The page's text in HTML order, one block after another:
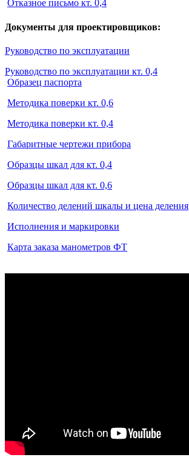
Отказное письмо кт. 0,4
Документы для проектировщиков:
Руководство по эксплуатации
Руководство по эксплуатации кт. 0,4
Образец паспорта
Методика поверки кт. 0,6
Методика поверки кт. 0,4
Габаритные чертежи прибора
Образцы шкал для кт. 0,4
Образцы шкал для кт. 0,6
Количество делений шкалы и цена деления
Исполнения и маркировки
Карта заказа манометров ФТ